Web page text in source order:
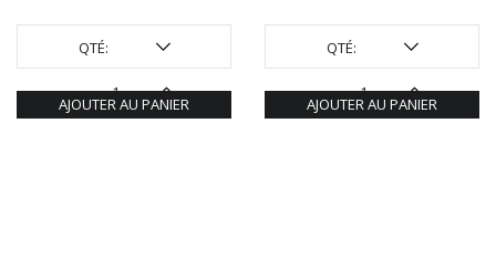
QTÉ:
AJOUTER AU PANIER
QTÉ:
AJOUTER AU PANIER